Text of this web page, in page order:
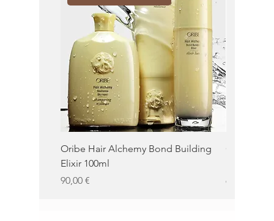
Oribe Hair Alchemy Bond Building
Elixir 100ml
Prezzo
90,00 €
Oribe
Prezzo
62,00 €